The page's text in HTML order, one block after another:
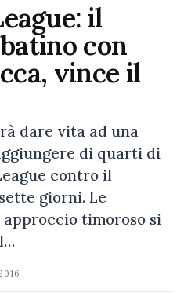
il
con
vince il
dare vita ad una
di quarti di
contro il
giorni. Le
timoroso si